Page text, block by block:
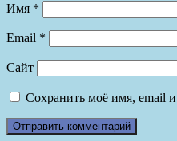
Имя *
Email *
Сайт
Сохранить моё имя, email